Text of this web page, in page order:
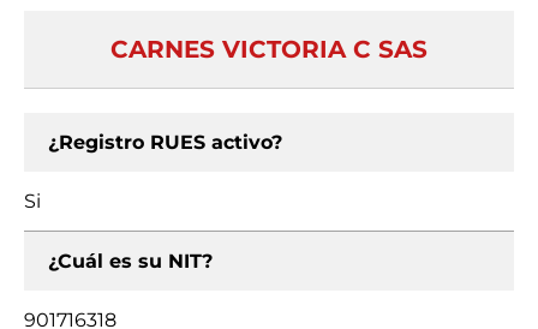
CARNES VICTORIA C SAS
¿Registro RUES activo?
Si
¿Cuál es su NIT?
901716318